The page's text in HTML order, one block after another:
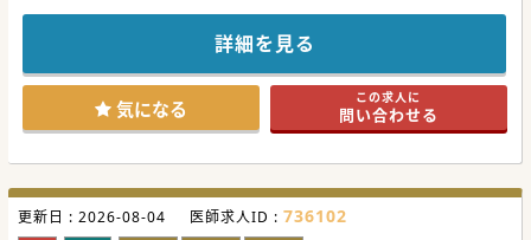
詳細を見る
気になる この求人に
問い合わせる
更新日 : 2026-08-04 医師求人ID : 736102